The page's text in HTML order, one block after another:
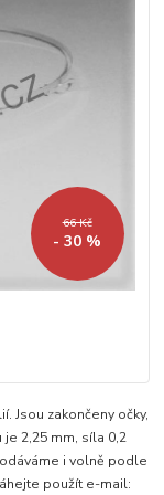
66 Kč
- 30 %
Jsou zakončeny očky,
2,25 mm, síla 0,2
i volně podle
použít e-mail: